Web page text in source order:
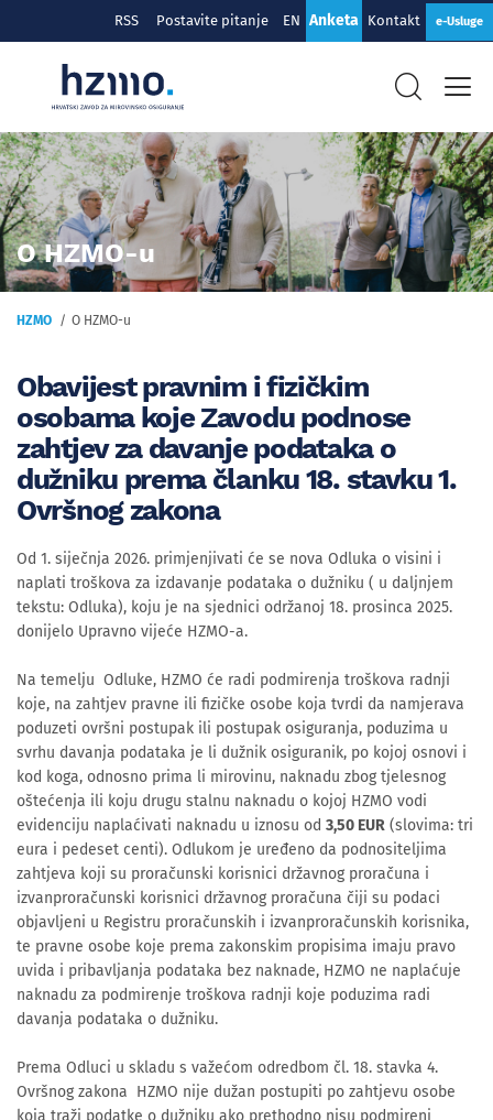
RSS Postavite pitanje EN Anketa Kontakt e-Usluge
O HZMO-u
HZMO O HZMO-u
Obavijest pravnim i fizičkim
osobama koje Zavodu podnose
zahtjev za davanje podataka o
dužniku prema članku 18. stavku 1.
Ovršnog zakona
Od 1. siječnja 2026. primjenjivati će se nova Odluka o visini i
naplati troškova za izdavanje podataka o dužniku ( u daljnjem
tekstu: Odluka), koju je na sjednici održanoj 18. prosinca 2025.
donijelo Upravno vijeće HZMO-a.
Na temelju Odluke, HZMO će radi podmirenja troškova radnji
koje, na zahtjev pravne ili fizičke osobe koja tvrdi da namjerava
poduzeti ovršni postupak ili postupak osiguranja, poduzima u
svrhu davanja podataka je li dužnik osiguranik, po kojoj osnovi i
kod koga, odnosno prima li mirovinu, naknadu zbog tjelesnog
oštećenja ili koju drugu stalnu naknadu o kojoj HZMO vodi
evidenciju naplaćivati naknadu u iznosu od 3,50 EUR (slovima: tri
eura i pedeset centi). Odlukom je uređeno da podnositeljima
zahtjeva koji su proračunski korisnici državnog proračuna i
izvanproračunski korisnici državnog proračuna čiji su podaci
objavljeni u Registru proračunskih i izvanproračunskih korisnika,
te pravne osobe koje prema zakonskim propisima imaju pravo
uvida i pribavljanja podataka bez naknade, HZMO ne naplaćuje
naknadu za podmirenje troškova radnji koje poduzima radi
davanja podataka o dužniku.
Prema Odluci u skladu s važećom odredbom čl. 18. stavka 4.
Ovršnog zakona HZMO nije dužan postupiti po zahtjevu osobe
koja traži podatke o dužniku ako prethodno nisu podmireni